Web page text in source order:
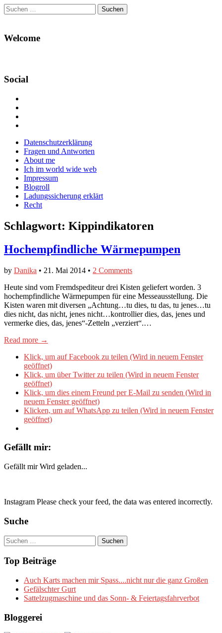
Suchen
nach:
Welcome
Social
Facebook
anzeigen
Twitter
anzeigen
auf
Instagram
anzeigen
Main
menu
Skip
content
Datenschutzerklärung
Fragen und Antworten
About me
Ich im world wide web
Impressum
Blogroll
Ladungssicherung erklärt
Recht
Schlagwort: Kippindikatoren
Hochempfindliche Wärmepumpen
by Danika • 21. Mai 2014 • 2 Comments
Heute sind vom Fremdspediteur drei Kisten geliefert worden. 3
hochempfindliche Wärmepumpen für eine Messeausstellung. Die
Kisten waren mit diversen „Achtung…tu dies, tu das, tu jenes…tu
dies nicht, das nicht, jenes nicht…kontrollier dies, das, jenes und
vermerke dies, das, jenes“-Zetteln „verziert“.…
Read more →
Klick, um auf Facebook zu teilen (Wird in neuem Fenster
geöffnet)
Klick, um über Twitter zu teilen (Wird in neuem Fenster
geöffnet)
Klick, um dies einem Freund per E-Mail zu senden (Wird in
neuem Fenster geöffnet)
Klicken, um auf WhatsApp zu teilen (Wird in neuem Fenster
geöffnet)
Gefällt mir:
Gefällt mir Wird geladen...
Instagram Please check your feed, the data was entered incorrectly.
Suche
Suchen
nach:
Top Beiträge
Auch Karts machen mir Spass....nicht nur die ganz Großen
Gefälschter Gurt
Sattelzugmaschine und das Sonn- & Feiertagsfahrverbot
Bloggerei